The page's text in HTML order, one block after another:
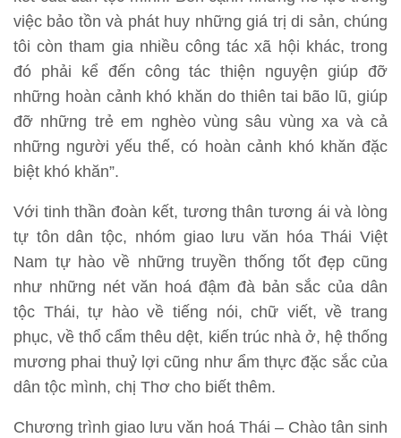
việc bảo tồn và phát huy những giá trị di sản, chúng
tôi còn tham gia nhiều công tác xã hội khác, trong
đó phải kể đến công tác thiện nguyện giúp đỡ
những hoàn cảnh khó khăn do thiên tai bão lũ, giúp
đỡ những trẻ em nghèo vùng sâu vùng xa và cả
những người yếu thế, có hoàn cảnh khó khăn đặc
biệt khó khăn”.
Với tinh thần đoàn kết, tương thân tương ái và lòng
tự tôn dân tộc, nhóm giao lưu văn hóa Thái Việt
Nam tự hào về những truyền thống tốt đẹp cũng
như những nét văn hoá đậm đà bản sắc của dân
tộc Thái, tự hào về tiếng nói, chữ viết, về trang
phục, về thổ cẩm thêu dệt, kiến trúc nhà ở, hệ thống
mương phai thuỷ lợi cũng như ẩm thực đặc sắc của
dân tộc mình, chị Thơ cho biết thêm.
Chương trình giao lưu văn hoá Thái – Chào tân sinh